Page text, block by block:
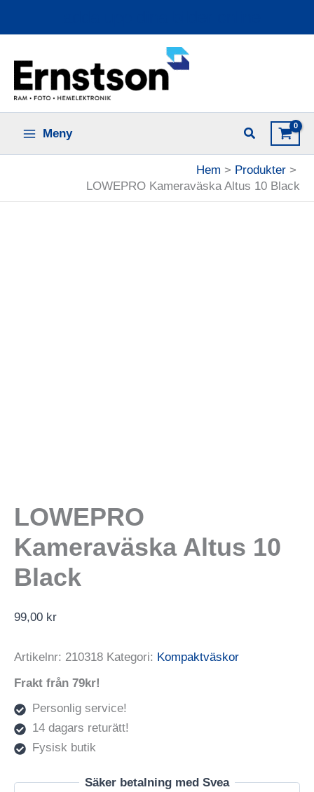
Meny
Hem
Produkter
LOWEPRO Kameraväska Altus 10 Black
LOWEPRO
Kameraväska Altus 10
Black
99,00 kr
Artikelnr: 210318 Kategori: Kompaktväskor
Frakt från 79kr!
Personlig service!
14 dagars returätt!
Fysisk butik
Säker betalning med Svea